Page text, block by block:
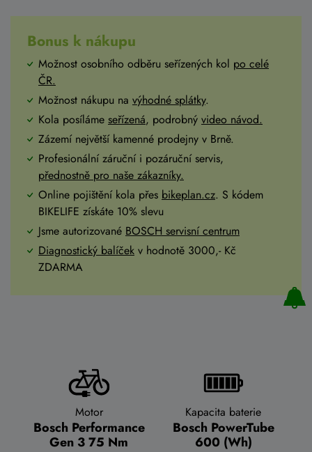
Bonus k nákupu
Možnost osobního odběru seřízených kol po celé
ČR.
Možnost nákupu na výhodné splátky.
Kola posíláme seřízená, podrobný video návod.
Zázemí největší kamenné prodejny v Brně.
Profesionální záruční i pozáruční servis,
přednostně pro naše zákazníky.
Online pojištění kola přes bikeplan.cz. S kódem
BIKELIFE získáte 10% slevu
Jsme autorizované BOSCH servisní centrum
Diagnostický balíček v hodnotě 3000,- Kč
ZDARMA
Motor
Bosch Performance
Gen 3 75 Nm
Kapacita baterie
Bosch PowerTube
600 (Wh)